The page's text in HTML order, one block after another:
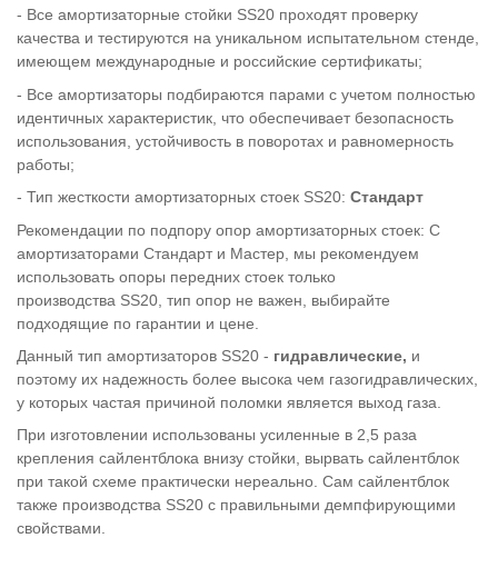
- Все амортизаторные стойки SS20 проходят проверку
качества и тестируются на уникальном испытательном стенде,
имеющем международные и российские сертификаты;
- Все амортизаторы подбираются парами с учетом полностью
идентичных характеристик, что обеспечивает безопасность
использования, устойчивость в поворотах и равномерность
работы;
- Тип жесткости амортизаторных стоек SS20: Стандарт
Рекомендации по подпору опор амортизаторных стоек: С
амортизаторами Стандарт и Мастер, мы рекомендуем
использовать опоры передних стоек только
производства SS20, тип опор не важен, выбирайте
подходящие по гарантии и цене.
Данный тип амортизаторов SS20 - гидравлические, и
поэтому их надежность более высока чем газогидравлических,
у которых частая причиной поломки является выход газа.
При изготовлении использованы усиленные в 2,5 раза
крепления сайлентблока внизу стойки, вырвать сайлентблок
при такой схеме практически нереально. Сам сайлентблок
также производства SS20 с правильными демпфирующими
свойствами.